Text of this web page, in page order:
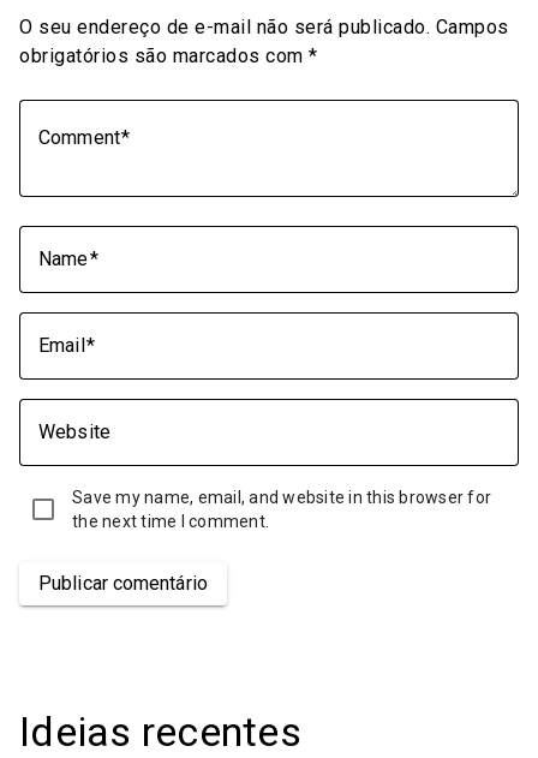
O seu endereço de e-mail não será publicado. Campos
obrigatórios são marcados com *
Comment
Name
Email
Website
Save my name, email, and website in this browser for
the next time I comment.
Publicar comentário
Ideias recentes